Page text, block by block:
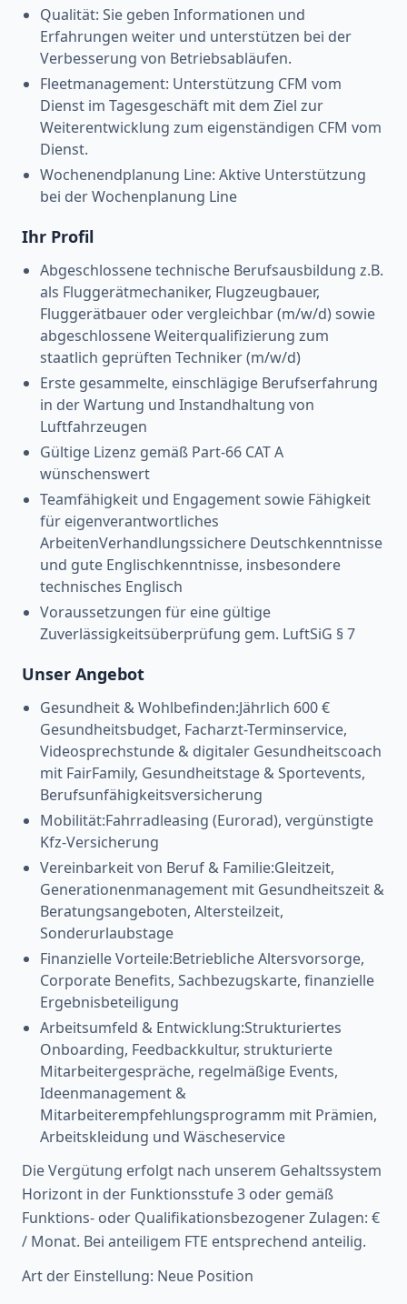
Qualität: Sie geben Informationen und
Erfahrungen weiter und unterstützen bei der
Verbesserung von Betriebsabläufen.
Fleetmanagement: Unterstützung CFM vom
Dienst im Tagesgeschäft mit dem Ziel zur
Weiterentwicklung zum eigenständigen CFM vom
Dienst.
Wochenendplanung Line: Aktive Unterstützung
bei der Wochenplanung Line
Ihr Profil
Abgeschlossene technische Berufsausbildung z.B.
als Fluggerätmechaniker, Flugzeugbauer,
Fluggerätbauer oder vergleichbar (m/w/d) sowie
abgeschlossene Weiterqualifizierung zum
staatlich geprüften Techniker (m/w/d)
Erste gesammelte, einschlägige Berufserfahrung
in der Wartung und Instandhaltung von
Luftfahrzeugen
Gültige Lizenz gemäß Part-66 CAT A
wünschenswert
Teamfähigkeit und Engagement sowie Fähigkeit
für eigenverantwortliches
ArbeitenVerhandlungssichere Deutschkenntnisse
und gute Englischkenntnisse, insbesondere
technisches Englisch
Voraussetzungen für eine gültige
Zuverlässigkeitsüberprüfung gem. LuftSiG § 7
Unser Angebot
Gesundheit & Wohlbefinden:Jährlich 600 €
Gesundheitsbudget, Facharzt-Terminservice,
Videosprechstunde & digitaler Gesundheitscoach
mit FairFamily, Gesundheitstage & Sportevents,
Berufsunfähigkeitsversicherung
Mobilität:Fahrradleasing (Eurorad), vergünstigte
Kfz-Versicherung
Vereinbarkeit von Beruf & Familie:Gleitzeit,
Generationenmanagement mit Gesundheitszeit &
Beratungsangeboten, Altersteilzeit,
Sonderurlaubstage
Finanzielle Vorteile:Betriebliche Altersvorsorge,
Corporate Benefits, Sachbezugskarte, finanzielle
Ergebnisbeteiligung
Arbeitsumfeld & Entwicklung:Strukturiertes
Onboarding, Feedbackkultur, strukturierte
Mitarbeitergespräche, regelmäßige Events,
Ideenmanagement &
Mitarbeiterempfehlungsprogramm mit Prämien,
Arbeitskleidung und Wäscheservice
Die Vergütung erfolgt nach unserem Gehaltssystem
Horizont in der Funktionsstufe 3 oder gemäß
Funktions- oder Qualifikationsbezogener Zulagen: €
/ Monat. Bei anteiligem FTE entsprechend anteilig.
Art der Einstellung: Neue Position